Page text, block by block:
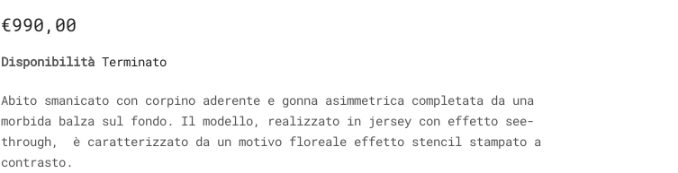
€990,00
Disponibilità Terminato
Abito smanicato con corpino aderente e gonna asimmetrica completata da una
morbida balza sul fondo. Il modello, realizzato in jersey con effetto see-
through, è caratterizzato da un motivo floreale effetto stencil stampato a
contrasto.